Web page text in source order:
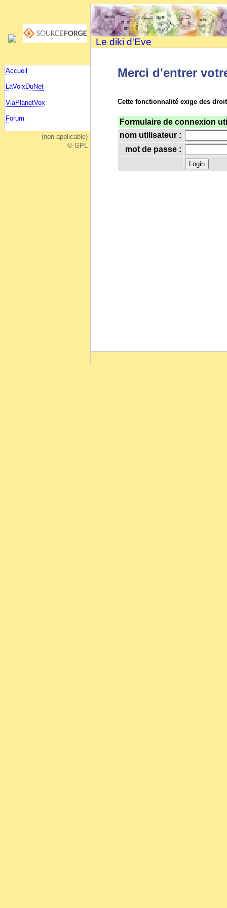
Accueil
LaVoixDuNet
ViaPlanetVox
Forum
(non applicable)
© GPL
Le diki d'Eve
Merci d'entrer
Cette fonctionnalité exige des
Formulaire de connexion
nom utilisateur :
mot de passe :